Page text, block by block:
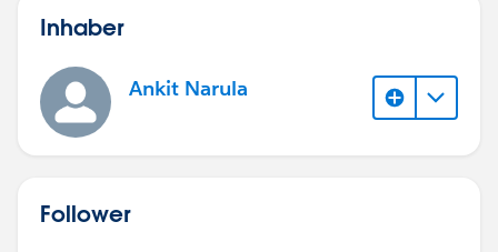
Inhaber
Ankit Narula
Follower